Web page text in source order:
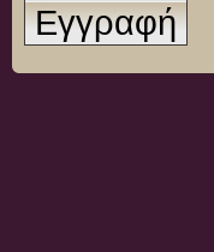
Εγγραφή